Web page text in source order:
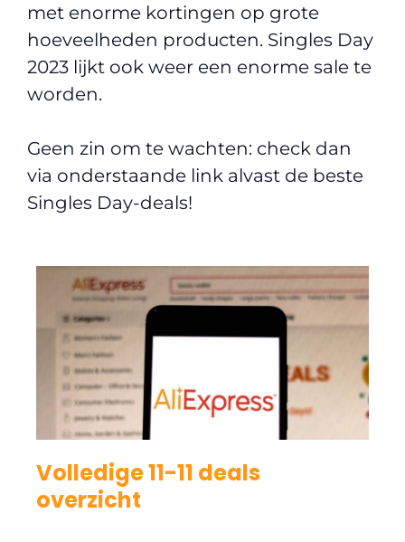
met enorme kortingen op grote
hoeveelheden producten. Singles Day
2023 lijkt ook weer een enorme sale te
worden.
Geen zin om te wachten: check dan
via onderstaande link alvast de beste
Singles Day-deals!
Volledige 11-11 deals
overzicht